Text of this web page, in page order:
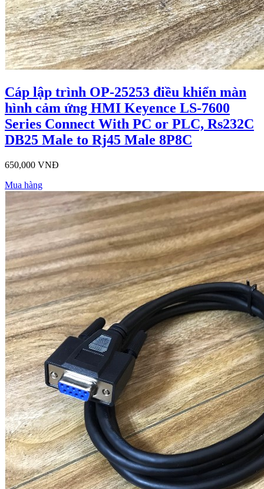
Cáp lập trình OP-25253 điều khiển màn
hình cảm ứng HMI Keyence LS-7600
Series Connect With PC or PLC, Rs232C
DB25 Male to Rj45 Male 8P8C
650,000 VNĐ
Mua hàng